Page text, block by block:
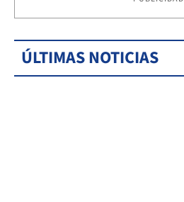
ÚLTIMAS NOTICIAS